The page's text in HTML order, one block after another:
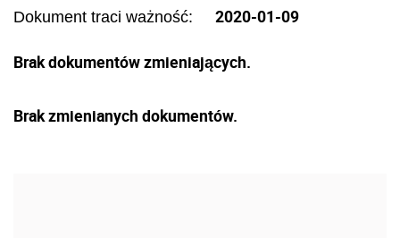
Dokument traci ważność: 2020-01-09
Brak dokumentów zmieniających.
Brak zmienianych dokumentów.